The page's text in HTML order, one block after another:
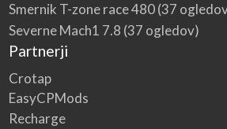
Smernik T-zone race 480(37
Severne Mach1 7.8 (37 ogledov)
Partnerji
Crotap
EasyCPMods
Recharge